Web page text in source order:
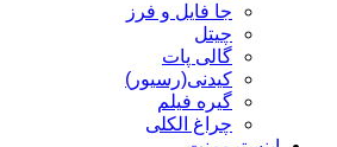
جا فایل و فرز
چیتل
گالی پات
کیدنی(رسیور)
گیره فیلم
چراغ الکلی